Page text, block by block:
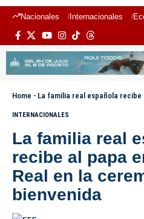
Nacionales Internacionales
Home - La familia real española recibe al papa en
INTERNACIONALES
La familia real
recibe al papa
Real en la
bienvenida